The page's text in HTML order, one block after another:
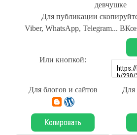
девчушке
Для публикации
Viber, WhatsApp, Telegram...
Или кнопкой:
Для блогов и сайтов Для
Копировать